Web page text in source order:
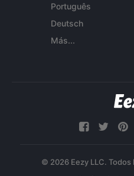
Português
Deutsch
Más...
© 2026 Eezy LLC.